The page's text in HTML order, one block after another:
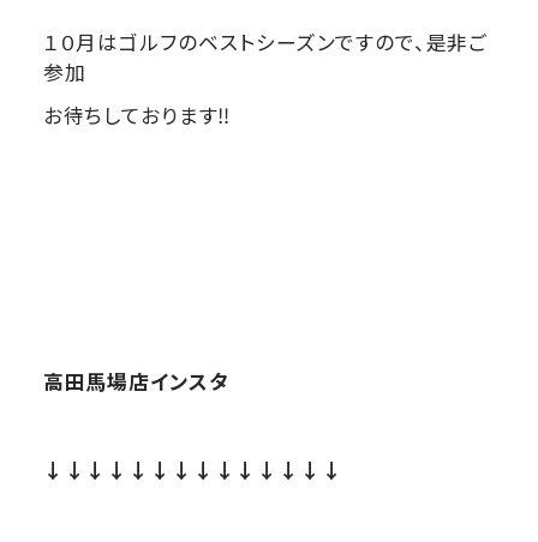
１０月はゴルフのベストシーズンですので、是非ご
参加
お待ちしております‼
高田馬場店インスタ
↓↓↓↓↓↓↓↓↓↓↓↓↓↓